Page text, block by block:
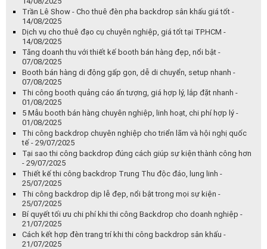
Trần Lê Show - Cho thuê đèn pha backdrop sân khấu giá tốt -
14/08/2025
Dịch vụ cho thuê đạo cụ chuyên nghiệp, giá tốt tại TP.HCM -
14/08/2025
Tăng doanh thu với thiết kế booth bán hàng đẹp, nổi bật -
07/08/2025
Booth bán hàng di động gấp gọn, dễ di chuyển, setup nhanh -
07/08/2025
Thi công booth quảng cáo ấn tượng, giá hợp lý, lắp đặt nhanh -
01/08/2025
5 Mẫu booth bán hàng chuyên nghiệp, linh hoạt, chi phí hợp lý -
01/08/2025
Thi công backdrop chuyên nghiệp cho triển lãm và hội nghị quốc
tế - 29/07/2025
Tại sao thi công backdrop đúng cách giúp sự kiện thành công hơn
- 29/07/2025
Thiết kế thi công backdrop Trung Thu độc đáo, lung linh -
25/07/2025
Thi công backdrop dịp lễ đẹp, nổi bật trong mọi sự kiện -
25/07/2025
Bí quyết tối ưu chi phí khi thi công Backdrop cho doanh nghiệp -
21/07/2025
Cách kết hợp đèn trang trí khi thi công backdrop sân khấu -
21/07/2025